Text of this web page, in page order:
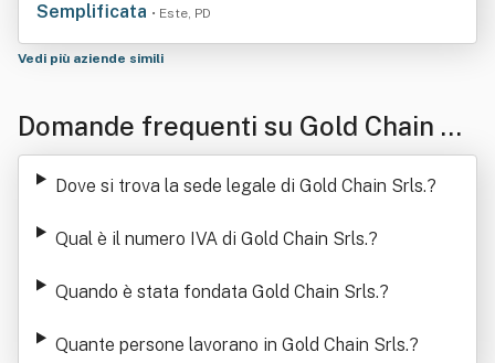
Semplificata • Este, PD
Vedi più aziende simili
Domande frequenti su Gold Chain Sr
ls.
Dove si trova la sede legale di Gold Chain Srls.?
Qual è il numero IVA di Gold Chain Srls.?
Quando è stata fondata Gold Chain Srls.?
Quante persone lavorano in Gold Chain Srls.?